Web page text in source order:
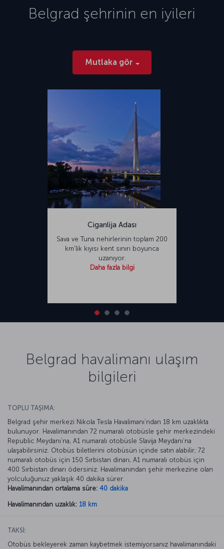
Belgrad şehrinin en iyileri
Mutlaka gör
Ciganlija Adası
Sava ve Tuna nehirlerinin toplam 200
km'lik kıyısı kent sınırı boyunca
uzanıyor.
Daha fazla bilgi
Belgrad havalimanı ulaşım
bilgileri
TOPLU TAŞIMA:
Belgrad şehir merkezi Nikola Tesla Havalimanı’ndan 18 km uzaklıkta
bulunuyor. Havalimanından 72 numaralı otobüsle şehir merkezindeki
Republic Meydanı’na, A1 numaralı otobüsle Slavija Meydanı’na
ulaşabilirsiniz. Otobüs biletlerini otobüsün içinde satın alabilir; 72
numaralı otobüs için 150 Sırbistan dinarı, A1 numaralı otobüs için
400 Sırbistan dinarı ödersiniz. Havalimanından şehir merkezine olan
yolculuğunuz yaklaşık 40 dakika sürer.
Havalimanından ortalama süre: 40 dakika
Havalimanından uzaklık: 18 km
TAKSİ:
Otobüs bekleyerek zaman kaybetmek istemiyorsanız havalimanındaki